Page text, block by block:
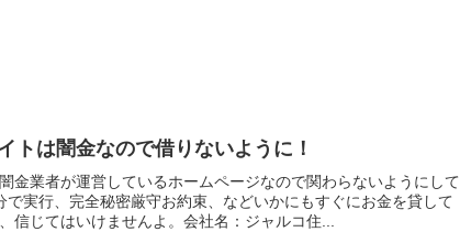
トは闇金なので借りないように！
金業者が運営しているホームページなので関わらないようにして
で実行、完全秘密厳守お約束、などいかにもすぐにお金を貸して
信じてはいけませんよ。会社名：ジャルコ住...